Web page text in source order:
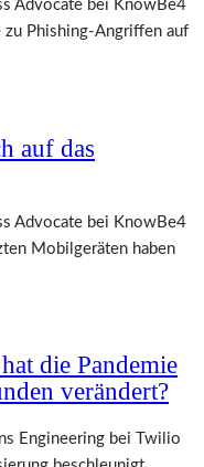
Advocate bei KnowBe4
Phishing-Angriffen auf
auf das
Advocate bei KnowBe4
Mobilgeräten haben
die Pandemie
verändert?
Engineering bei Twilio